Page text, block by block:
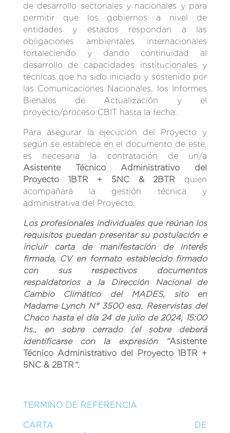
de desarrollo sectoriales y nacionales y para
permitir que los gobiernos a nivel de
entidades y estados respondan a las
obligaciones ambientales internacionales
fortaleciendo y dando continuidad al
desarrollo de capacidades institucionales y
técnicas que ha sido iniciado y sostenido por
las Comunicaciones Nacionales, los Informes
Bienales de Actualización y el
proyecto/proceso CBIT hasta la fecha.
Para asegurar la ejecución del Proyecto y
según se establece en el documento de este,
es necesaria la contratación de un/a
Asistente Técnico Administrativo del
Proyecto 1BTR + 5NC & 2BTR quien
acompañará la gestión técnica y
administrativa del Proyecto.
Los profesionales individuales que reúnan los
requisitos puedan presentar su postulación e
incluir carta de manifestación de interés
firmada, CV en formato establecido firmado
con sus respectivos documentos
respaldatorios a la Dirección Nacional de
Cambio Climático del MADES, sito en
Madame Lynch N° 3500 esq. Reservistas del
Chaco hasta el día 24 de julio de 2024, 15:00
hs., en sobre cerrado (el sobre deberá
identificarse con la expresión “Asistente
Técnico Administrativo del Proyecto 1BTR +
5NC & 2BTR ”.
TERMINO DE REFERENCIA
CARTA DE